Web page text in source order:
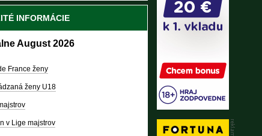
INFORMÁCIE
August 2026
France ženy
ženy U18
v Lige majstrov